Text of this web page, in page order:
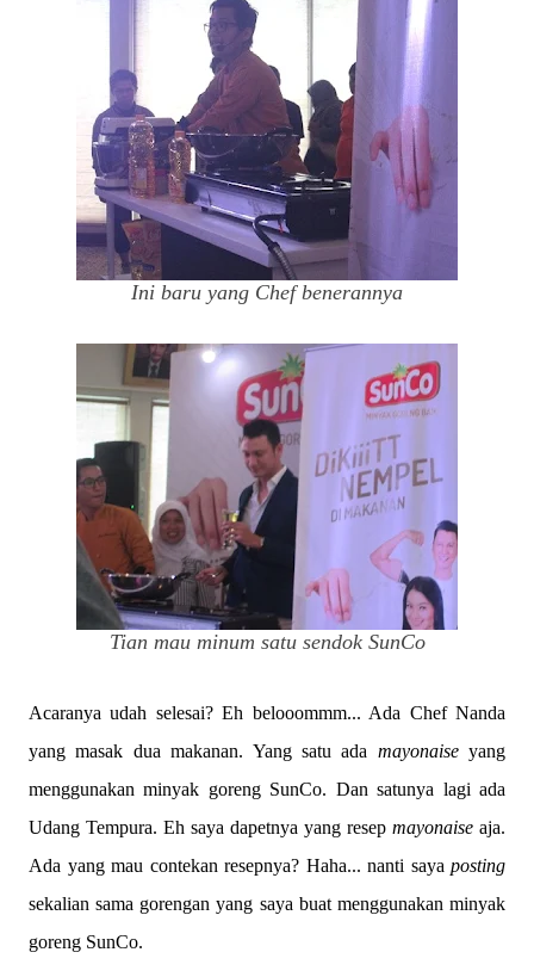
Ini baru yang Chef benerannya
Tian mau minum satu sendok SunCo
Acaranya udah selesai? Eh belooommm... Ada Chef Nanda
yang masak dua makanan. Yang satu ada mayonaise yang
menggunakan minyak goreng SunCo. Dan satunya lagi ada
Udang Tempura. Eh saya dapetnya yang resep mayonaise aja.
Ada yang mau contekan resepnya? Haha... nanti saya posting
sekalian sama gorengan yang saya buat menggunakan minyak
goreng SunCo.